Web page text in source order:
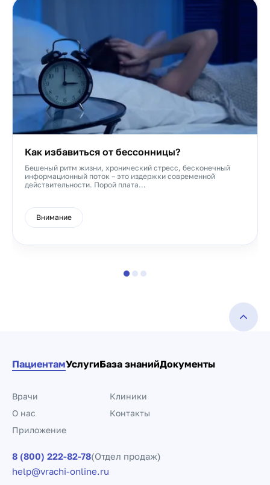
Как избавиться от бессонницы?
Бешеный ритм жизни, хронический стресс, бесконечный
информационный поток – это издержки современной
действительности. Порой плата...
Внимание
ПациентамУслугиБаза знанийДокументы
Врачи
Клиники
О нас
Контакты
Приложение
8 (800) 222-82-78(Отдел продаж)
help@vrachi-online.ru